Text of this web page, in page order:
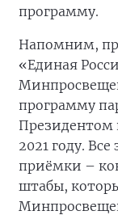
программу.
Напомним,
«Единая
программу
Президентом
2021 году.
приёмки –
штабы,